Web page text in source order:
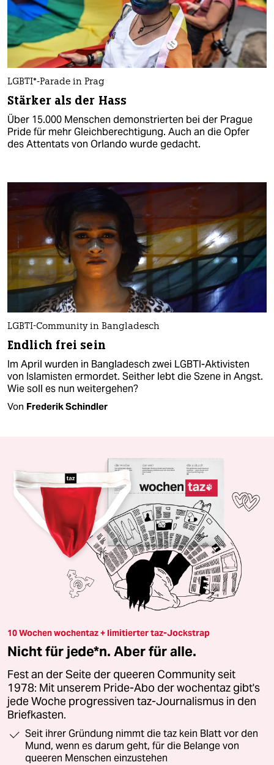
LGBTI*-Parade in Prag
Stärker als der Hass
Über 15.000 Menschen demonstrierten bei der Prague
Pride für mehr Gleichberechtigung. Auch an die Opfer
des Attentats von Orlando wurde gedacht.
LGBTI-Community in Bangladesch
Endlich frei sein
Im April wurden in Bangladesch zwei LGBTI-Aktivisten
von Islamisten ermordet. Seither lebt die Szene in Angst.
Wie soll es nun weitergehen?
Von Frederik Schindler
10 Wochen wochentaz + limitierter taz-Jockstrap
Nicht für jede*n. Aber für alle.
Fest an der Seite der queeren Community seit
1978: Mit unserem Pride-Abo der wochentaz gibt's
jede Woche progressiven taz-Journalismus in den
Briefkasten.
Seit ihrer Gründung nimmt die taz kein Blatt vor den
Mund, wenn es darum geht, für die Belange von
queeren Menschen einzustehen